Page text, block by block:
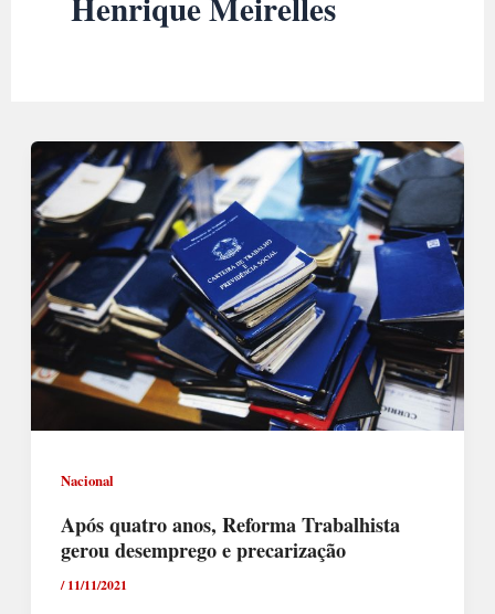
Nacional
Após quatro anos, Reforma Trabalhista
gerou desemprego e precarização
/11/11/2021